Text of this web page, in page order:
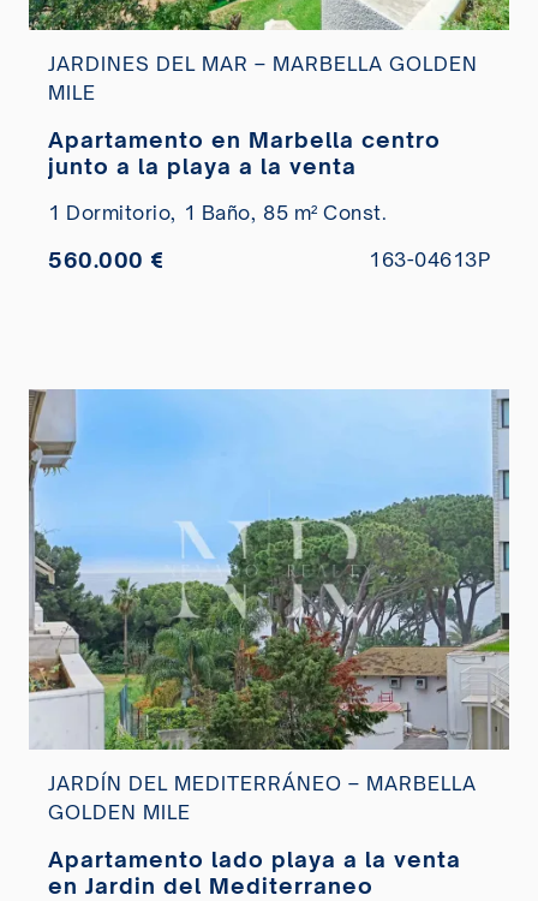
JARDINES DEL MAR – MARBELLA GOLDEN
MILE
Apartamento en Marbella centro
junto a la playa a la venta
1 Dormitorio, 1 Baño, 85 m² Const.
560.000 € 163-04613P
JARDÍN DEL MEDITERRÁNEO – MARBELLA
GOLDEN MILE
Apartamento lado playa a la venta
en Jardin del Mediterraneo